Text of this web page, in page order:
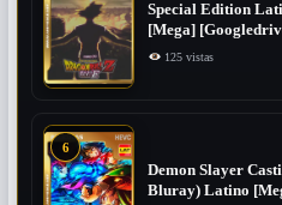
Special Edition
[Mega]
125 vistas
6
Demon Slayer
Bluray) Latino